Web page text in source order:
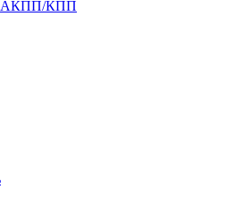
АКПП/КПП